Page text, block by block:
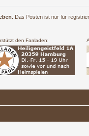
Das Posten ist nur für
den Fanladen: